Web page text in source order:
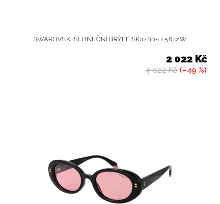
SWAROVSKI SLUNEČNÍ BRÝLE SK0280-H 5632W
4 022 Kč(–49 %)
2 022 Kč